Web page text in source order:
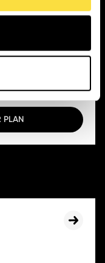
PLAN